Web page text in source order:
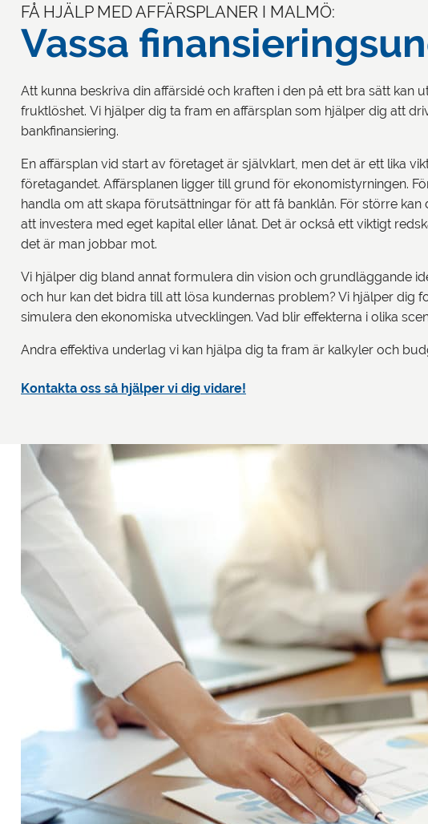
FÅ HJÄLP MED AFFÄRSPLANER I MALMÖ:
Vassa
Att kunna beskriva din affärsidé och kraften i den på ett bra sätt kan
fruktlöshet. Vi hjälper dig ta fram en affärsplan som hjälper dig att
bankfinansiering.
En affärsplan vid start av företaget är självklart, men det är ett lika
företagandet. Affärsplanen ligger till grund för ekonomistyrningen.
handla om att skapa förutsättningar för att få banklån. För större
att investera med eget kapital eller lånat. Det är också ett viktigt
det är man jobbar mot.
Vi hjälper dig bland annat formulera din vision och grundläggande
och hur kan det bidra till att lösa kundernas problem? Vi hjälper dig
simulera den ekonomiska utvecklingen. Vad blir effekterna i olika
Andra effektiva underlag vi kan hjälpa dig ta fram är kalkyler och
Kontakta oss så hjälper vi dig vidare!